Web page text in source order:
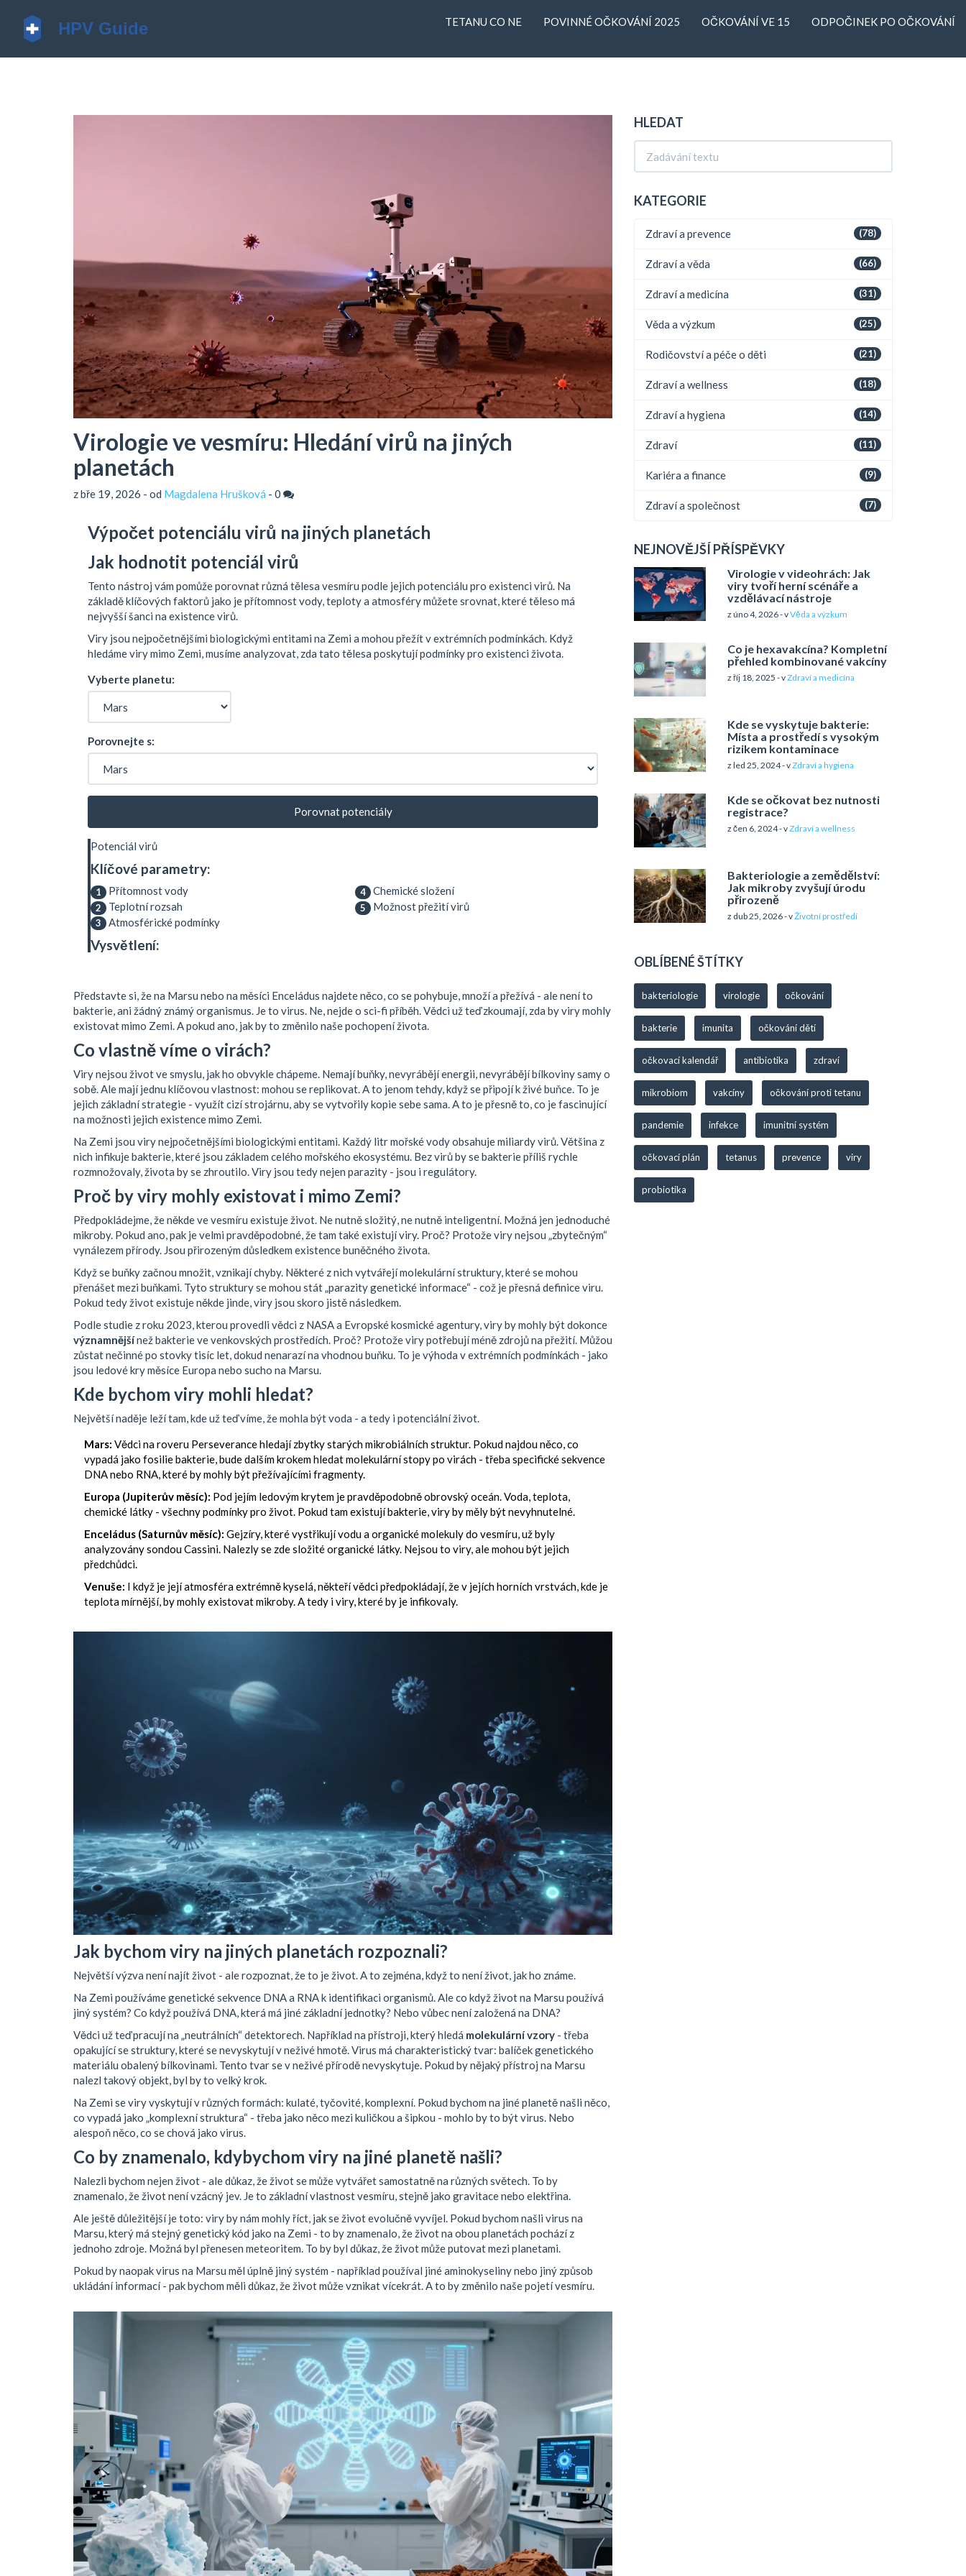
TETANU CO NE POVINNÉ OČKOVÁNÍ 2025 OČKOVÁNÍ VE 15 ODPOČINEK PO OČKOVÁNÍ
Virologie ve vesmíru: Hledání virů na jiných
planetách
z bře 19, 2026 - od Magdalena Hrušková - 0
Výpočet potenciálu virů na jiných planetách
Jak hodnotit potenciál virů
Tento nástroj vám pomůže porovnat různá tělesa vesmíru podle jejich potenciálu pro existenci virů. Na
základě klíčových faktorů jako je přítomnost vody, teploty a atmosféry můžete srovnat, které těleso má
nejvyšší šanci na existence virů.
Viry jsou nejpočetnějšími biologickými entitami na Zemi a mohou přežít v extrémních podmínkách. Když
hledáme viry mimo Zemi, musíme analyzovat, zda tato tělesa poskytují podmínky pro existenci života.
Vyberte planetu:
Porovnejte s:
Porovnat potenciály
Potenciál virů
Klíčové parametry:
1 Přítomnost vody
2 Teplotní rozsah
3 Atmosférické podmínky
4 Chemické složení
5 Možnost přežití virů
Vysvětlení:
Představte si, že na Marsu nebo na měsíci Enceládus najdete něco, co se pohybuje, množí a přežívá - ale není to
bakterie, ani žádný známý organismus. Je to virus. Ne, nejde o sci-fi příběh. Vědci už teď zkoumají, zda by viry mohly
existovat mimo Zemi. A pokud ano, jak by to změnilo naše pochopení života.
Co vlastně víme o virách?
Viry nejsou život ve smyslu, jak ho obvykle chápeme. Nemají buňky, nevyrábějí energii, nevyrábějí bílkoviny samy o
sobě. Ale mají jednu klíčovou vlastnost: mohou se replikovat. A to jenom tehdy, když se připojí k živé buňce. To je
jejich základní strategie - využít cizí strojárnu, aby se vytvořily kopie sebe sama. A to je přesně to, co je fascinující
na možnosti jejich existence mimo Zemi.
Na Zemi jsou viry nejpočetnějšími biologickými entitami. Každý litr mořské vody obsahuje miliardy virů. Většina z
nich infikuje bakterie, které jsou základem celého mořského ekosystému. Bez virů by se bakterie příliš rychle
rozmnožovaly, života by se zhroutilo. Viry jsou tedy nejen parazity - jsou i regulátory.
Proč by viry mohly existovat i mimo Zemi?
Předpokládejme, že někde ve vesmíru existuje život. Ne nutně složitý, ne nutně inteligentní. Možná jen jednoduché
mikroby. Pokud ano, pak je velmi pravděpodobné, že tam také existují viry. Proč? Protože viry nejsou „zbytečným“
vynálezem přírody. Jsou přirozeným důsledkem existence buněčného života.
Když se buňky začnou množit, vznikají chyby. Některé z nich vytvářejí molekulární struktury, které se mohou
přenášet mezi buňkami. Tyto struktury se mohou stát „parazity genetické informace“ - což je přesná definice viru.
Pokud tedy život existuje někde jinde, viry jsou skoro jistě následkem.
Podle studie z roku 2023, kterou provedli vědci z NASA a Evropské kosmické agentury, viry by mohly být dokonce
významnějšínež bakterie ve venkovských prostředích. Proč? Protože viry potřebují méně zdrojů na přežití. Můžou
zůstat nečinné po stovky tisíc let, dokud nenarazí na vhodnou buňku. To je výhoda v extrémních podmínkách - jako
jsou ledové kry měsíce Europa nebo sucho na Marsu.
Kde bychom viry mohli hledat?
Největší naděje leží tam, kde už teď víme, že mohla být voda - a tedy i potenciální život.
Mars: Vědci na roveru Perseverance hledají zbytky starých mikrobiálních struktur. Pokud najdou něco, co
vypadá jako fosilie bakterie, bude dalším krokem hledat molekulární stopy po virách - třeba specifické sekvence
DNA nebo RNA, které by mohly být přežívajícími fragmenty.
Europa (Jupiterův měsíc): Pod jejím ledovým krytem je pravděpodobně obrovský oceán. Voda, teplota,
chemické látky - všechny podmínky pro život. Pokud tam existují bakterie, viry by měly být nevyhnutelné.
Enceládus (Saturnův měsíc): Gejzíry, které vystřikují vodu a organické molekuly do vesmíru, už byly
analyzovány sondou Cassini. Nalezly se zde složité organické látky. Nejsou to viry, ale mohou být jejich
předchůdci.
Venuše: I když je její atmosféra extrémně kyselá, někteří vědci předpokládají, že v jejích horních vrstvách, kde je
teplota mírnější, by mohly existovat mikroby. A tedy i viry, které by je infikovaly.
Jak bychom viry na jiných planetách rozpoznali?
Největší výzva není najít život - ale rozpoznat, že to je život. A to zejména, když to není život, jak ho známe.
Na Zemi používáme genetické sekvence DNA a RNA k identifikaci organismů. Ale co když život na Marsu používá
jiný systém? Co když používá DNA, která má jiné základní jednotky? Nebo vůbec není založená na DNA?
Vědci už teď pracují na „neutrálních“ detektorech. Například na přístroji, který hledá molekulární vzory - třeba
opakující se struktury, které se nevyskytují v neživé hmotě. Virus má charakteristický tvar: balíček genetického
materiálu obalený bílkovinami. Tento tvar se v neživé přírodě nevyskytuje. Pokud by nějaký přístroj na Marsu
nalezl takový objekt, byl by to velký krok.
Na Zemi se viry vyskytují v různých formách: kulaté, tyčovité, komplexní. Pokud bychom na jiné planetě našli něco,
co vypadá jako „komplexní struktura“ - třeba jako něco mezi kuličkou a šipkou - mohlo by to být virus. Nebo
alespoň něco, co se chová jako virus.
Co by znamenalo, kdybychom viry na jiné planetě našli?
Nalezli bychom nejen život - ale důkaz, že život se může vytvářet samostatně na různých světech. To by
znamenalo, že život není vzácný jev. Je to základní vlastnost vesmíru, stejně jako gravitace nebo elektřina.
Ale ještě důležitější je toto: viry by nám mohly říct, jak se život evolučně vyvíjel. Pokud bychom našli virus na
Marsu, který má stejný genetický kód jako na Zemi - to by znamenalo, že život na obou planetách pochází z
jednoho zdroje. Možná byl přenesen meteoritem. To by byl důkaz, že život může putovat mezi planetami.
Pokud by naopak virus na Marsu měl úplně jiný systém - například používal jiné aminokyseliny nebo jiný způsob
ukládání informací - pak bychom měli důkaz, že život může vznikat vícekrát. A to by změnilo naše pojetí vesmíru.
HLEDAT
KATEGORIE
(78)
Zdraví a prevence
(66)
Zdraví a věda
(31)
Zdraví a medicína
(25)
Věda a výzkum
(21)
Rodičovství a péče o děti
(18)
Zdraví a wellness
(14)
Zdraví a hygiena
(11)
Zdraví
(9)
Kariéra a finance
(7)
Zdraví a společnost
NEJNOVĚJŠÍ PŘÍSPĚVKY
Virologie v videohrách: Jak
viry tvoří herní scénáře a
vzdělávací nástroje
z úno 4, 2026 - vVěda a výzkum
Co je hexavakcína? Kompletní
přehled kombinované vakcíny
z říj 18, 2025 - vZdraví a medicína
Kde se vyskytuje bakterie:
Místa a prostředí s vysokým
rizikem kontaminace
z led 25, 2024 - vZdraví a hygiena
Kde se očkovat bez nutnosti
registrace?
z čen 6, 2024 - vZdraví a wellness
Bakteriologie a zemědělství:
Jak mikroby zvyšují úrodu
přirozeně
z dub 25, 2026 - vŽivotní prostředí
OBLÍBENÉ ŠTÍTKY
bakteriologie virologie očkování
bakterie imunita očkování dětí
očkovací kalendář antibiotika zdraví
mikrobiom vakcíny očkování proti tetanu
pandemie infekce imunitní systém
očkovací plán tetanus prevence viry
probiotika